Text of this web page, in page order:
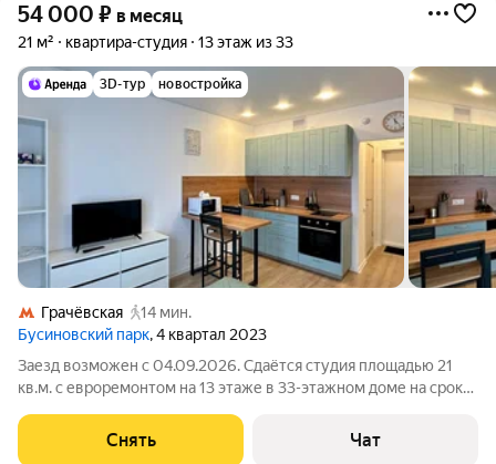
54 000 ₽ в месяц
21 м² квартира-студия 13 этаж из 33
3D-тур новостройка
Грачёвская
14 мин.
Бусиновский парк, 4 квартал 2023
Заезд возможен с 04.09.2026. Сдаётся студия площадью 21
кв.м. с евроремонтом на 13 этаже в 33-этажном доме на срок
Стиральная машина Холодильник Микроволновка Дом -
монолитный, окна выходят
Снять Чат